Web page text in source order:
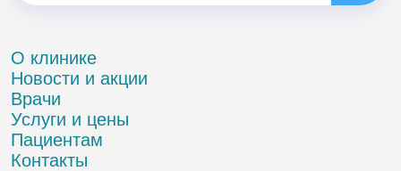
О клинике
Новости и акции
Врачи
Услуги и цены
Пациентам
Контакты